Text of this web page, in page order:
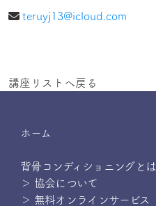
teruyj13@icloud.com
講座リストへ戻る
ホーム
背骨コンディショニングとは
＞ 協会について
＞ 無料オンラインサービス